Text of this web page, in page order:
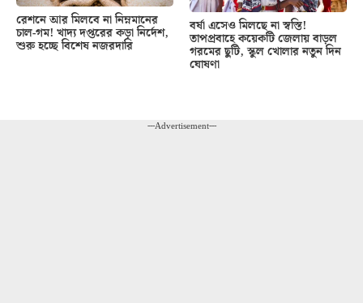
রেশনে আর মিলবে না নিম্নমানের
চাল-গম! খাদ্য দপ্তরের কড়া নির্দেশ,
শুরু হচ্ছে বিশেষ নজরদারি
বর্ষা এসেও মিলছে না স্বস্তি!
তাপপ্রবাহে কয়েকটি জেলায় বাড়ল
গরমের ছুটি, স্কুল খোলার নতুন দিন
ঘোষণা
---Advertisement---